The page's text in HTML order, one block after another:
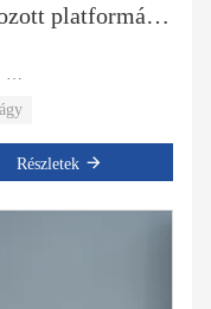
Luxus, modern, bojtos kárpitozott platformágyas szálloda kétszemélyes ággyal, teljes méretű queen méretű kétszemélyes ággyal, fejtámlával
lakosztály, fő
Részletek